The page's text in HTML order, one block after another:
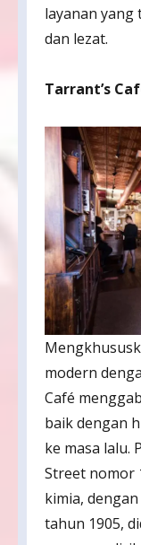
layanan yang
dan lezat.
Tarrant’s
modern
Café
baik dengan
ke masa lalu.
Street nomor
kimia,
tahun 1905,